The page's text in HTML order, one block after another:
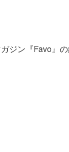
ン『Favo』